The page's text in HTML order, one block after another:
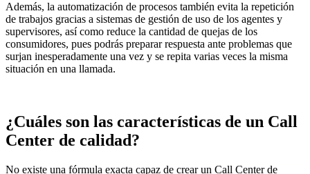
Además, la automatización de procesos también evita la repetición
de trabajos gracias a sistemas de gestión de uso de los agentes y
supervisores, así como reduce la cantidad de quejas de los
consumidores, pues podrás preparar respuesta ante problemas que
surjan inesperadamente una vez y se repita varias veces la misma
situación en una llamada.
¿Cuáles son las características de un Call
Center de calidad?
No existe una fórmula exacta capaz de crear un Call Center de